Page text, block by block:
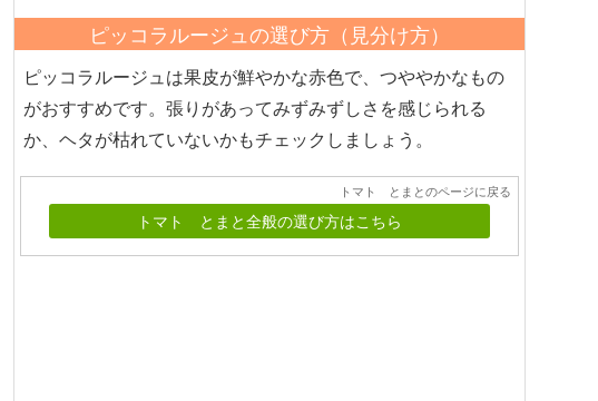
ピッコラルージュの選び方（見分け方）
ピッコラルージュは果皮が鮮やかな赤色で、つややかなもの
がおすすめです。張りがあってみずみずしさを感じられる
か、ヘタが枯れていないかもチェックしましょう。
トマト とまとのページに戻る
トマト とまと全般の選び方はこちら